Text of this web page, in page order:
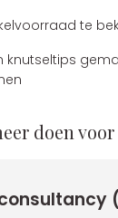
te
knutseltips
doen